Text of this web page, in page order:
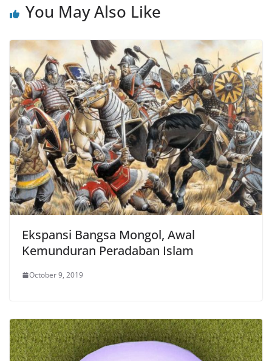
You May Also Like
Ekspansi Bangsa Mongol, Awal
Kemunduran Peradaban Islam
October 9, 2019